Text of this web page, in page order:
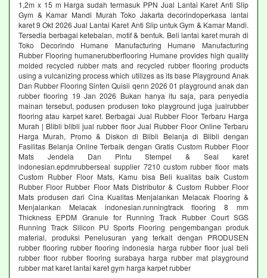
1,2m x 15 m Harga sudah termasuk PPN Jual Lantai Karet Anti Slip
Gym & Kamar Mandi Murah Toko Jakarta decorindoperkasa lantai
karet 9 Okt 2026 Jual Lantai Karet Anti Slip untuk Gym & Kamar Mandi.
Tersedia berbagai ketebalan, motif & bentuk. Beli lantai karet murah di
Toko Decorindo Humane Manufacturing Humane Manufacturing
Rubber Flooring humanerubberflooring Humane provides high quality
molded recycled rubber mats and recycled rubber flooring products
using a vulcanizing process which utilizes as its base Playground Anak
Dan Rubber Flooring Sinten Quisii qenn 2026 01 playground anak dan
rubber flooring 19 Jan 2026 Bukan hanya itu saja, para penyedia
mainan tersebut, podusen produsen toko playground juga jualrubber
flooring atau karpet karet. Berbagai Jual Rubber Floor Terbaru Harga
Murah | Blibli blibli jual rubber floor Jual Rubber Floor Online Terbaru
Harga Murah, Promo & Diskon di Blibli Belanja di Blibli dengan
Fasilitas Belanja Online Terbaik dengan Gratis Custom Rubber Floor
Mats Jendela Dan Pintu Stempel & Seal karet
indonesian.epdmrubberseal supplier 7210 custom rubber floor mats
Custom Rubber Floor Mats, Kamu bisa Beli kualitas baik Custom
Rubber Floor Rubber Floor Mats Distributor & Custom Rubber Floor
Mats produsen dari Cina Kualitas Menjalankan Melacak Flooring &
Menjalankan Melacak indonesian.runningtrack flooring 8 mm
Thickness EPDM Granule for Running Track Rubber Court SGS
Running Track Silicon PU Sports Flooring pengembangan produk
material, produksi Penelusuran yang terkait dengan PRODUSEN
rubber flooring rubber flooring indonesia harga rubber floor jual beli
rubber floor rubber flooring surabaya harga rubber mat playground
rubber mat karet lantai karet gym harga karpet rubber